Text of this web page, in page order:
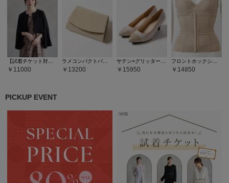
11000 13200 15950 14850
PICKUP EVENT